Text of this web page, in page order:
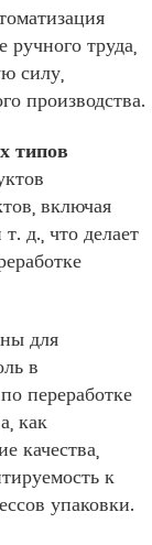
труда,
силу,
производства.
типов
включая
д., что делает
для
в
переработке
как
качества,
к
упаковки.